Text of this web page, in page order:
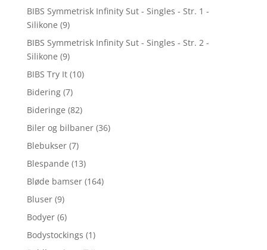
BIBS Symmetrisk Infinity Sut - Singles - Str. 1 -
Silikone (9)
BIBS Symmetrisk Infinity Sut - Singles - Str. 2 -
Silikone (9)
BIBS Try It (10)
Bidering (7)
Bideringe (82)
Biler og bilbaner (36)
Blebukser (7)
Blespande (13)
Bløde bamser (164)
Bluser (9)
Bodyer (6)
Bodystockings (1)